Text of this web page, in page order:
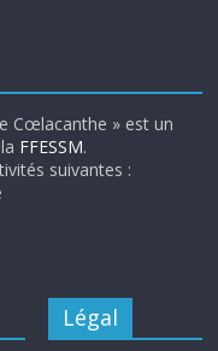
Cœlacanthe » est un
FFESSM.
suivantes :
Légal